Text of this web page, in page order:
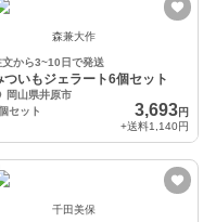
森兼大作
文から3~10日で発送
ついもジェラート6個セット
岡山県井原市
セット
3,693円
+送料1,140円
千田美保